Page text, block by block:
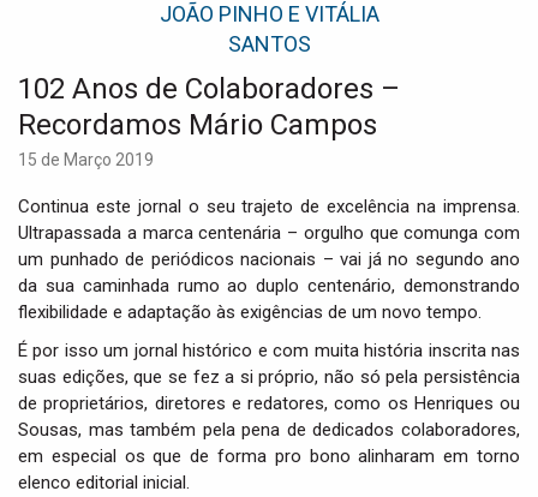
JOÃO PINHO E VITÁLIA
SANTOS
102 Anos de Colaboradores –
Recordamos Mário Campos
15 de Março 2019
Continua este jornal o seu trajeto de excelência na imprensa.
Ultrapassada a marca centenária – orgulho que comunga com
um punhado de periódicos nacionais – vai já no segundo ano
da sua caminhada rumo ao duplo centenário, demonstrando
flexibilidade e adaptação às exigências de um novo tempo.
É por isso um jornal histórico e com muita história inscrita nas
suas edições, que se fez a si próprio, não só pela persistência
de proprietários, diretores e redatores, como os Henriques ou
Sousas, mas também pela pena de dedicados colaboradores,
em especial os que de forma pro bono alinharam em torno
elenco editorial inicial.